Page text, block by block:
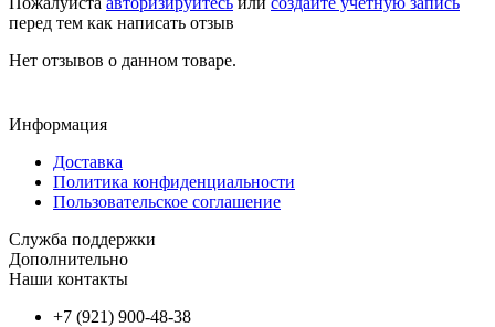
перед тем как написать отзыв
Нет отзывов о данном товаре.
Информация
Доставка
Политика конфиденциальности
Пользовательское соглашение
Служба поддержки
Дополнительно
Наши контакты
+7 (921) 900-48-38